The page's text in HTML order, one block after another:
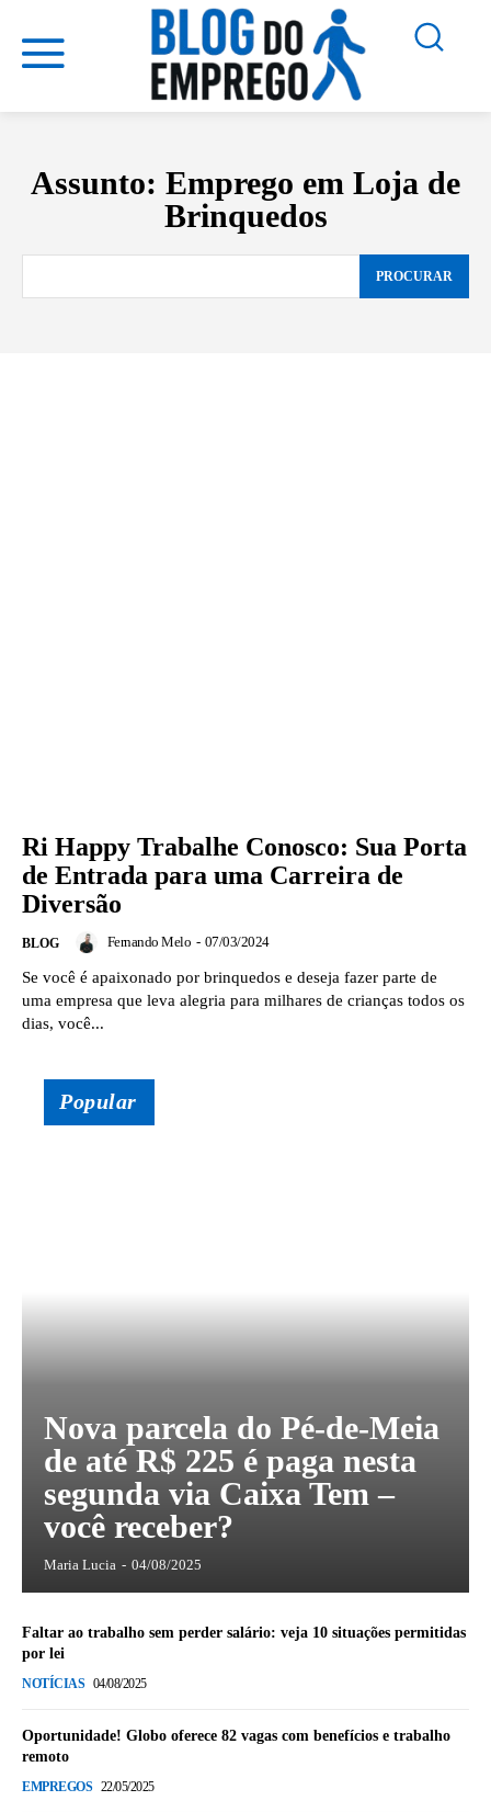
Assunto: Emprego em Loja de
Brinquedos
PROCURAR
Ri Happy Trabalhe Conosco: Sua Porta
de Entrada para uma Carreira de
Diversão
BLOG Fernando Melo - 07/03/2024
Se você é apaixonado por brinquedos e deseja fazer parte de
uma empresa que leva alegria para milhares de crianças todos os
dias, você...
Popular
Nova parcela do Pé-de-Meia
de até R$ 225 é paga nesta
segunda via Caixa Tem –
você receber?
Maria Lucia - 04/08/2025
Faltar ao trabalho sem perder salário: veja 10 situações permitidas
por lei
NOTÍCIAS 04/08/2025
Oportunidade! Globo oferece 82 vagas com benefícios e trabalho
remoto
EMPREGOS 22/05/2025